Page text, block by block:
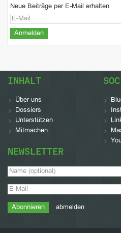
Neue Beiträge per E-Mail erhalten
INHALT
Über uns
Dossiers
Unterstützen
Mitmachen
NEWSLETTER
abmelden